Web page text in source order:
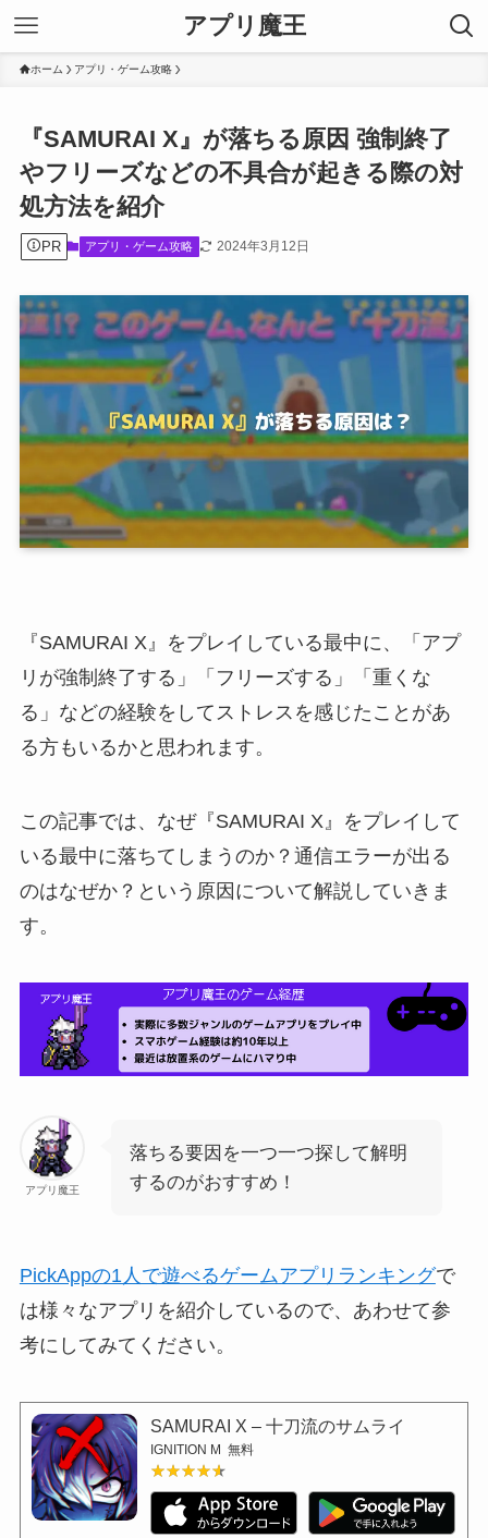
アプリ魔王
ホーム アプリ・ゲーム攻略
『SAMURAI X』が落ちる原因 強制終了
やフリーズなどの不具合が起きる際の対
処方法を紹介
PR アプリ・ゲーム攻略 2024年3月12日
『SAMURAI X』をプレイしている最中に、「アプ
リが強制終了する」「フリーズする」「重くな
る」などの経験をしてストレスを感じたことがあ
る方もいるかと思われます。
この記事では、なぜ『SAMURAI X』をプレイして
いる最中に落ちてしまうのか？通信エラーが出る
のはなぜか？という原因について解説していきま
す。
アプリ魔王
落ちる要因を一つ一つ探して解明
するのがおすすめ！
PickAppの1人で遊べるゲームアプリランキングで
は様々なアプリを紹介しているので、あわせて参
考にしてみてください。
SAMURAI X – 十刀流のサムライ
IGNITION M 無料
★★★★★
★★★★★